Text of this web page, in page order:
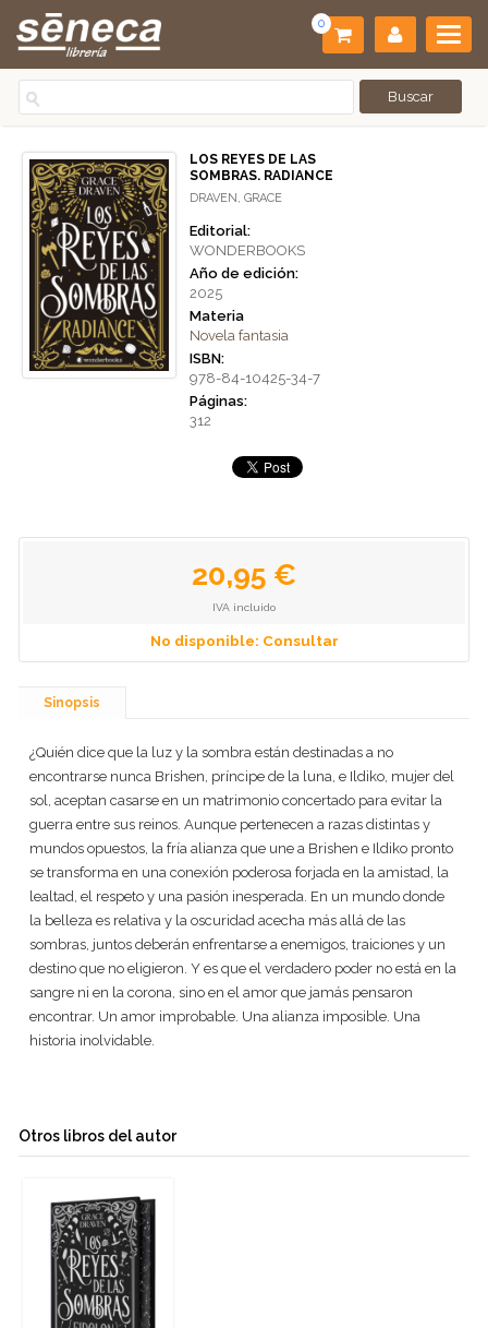
0
LOS REYES DE LAS
SOMBRAS. RADIANCE
DRAVEN, GRACE
Editorial:
WONDERBOOKS
Año de edición:
2025
Materia
Novela fantasia
ISBN:
978-84-10425-34-7
Páginas:
312
20,95 €
IVA incluido
No disponible: Consultar
Sinopsis
¿Quién dice que la luz y la sombra están destinadas a no
encontrarse nunca Brishen, príncipe de la luna, e Ildiko, mujer del
sol, aceptan casarse en un matrimonio concertado para evitar la
guerra entre sus reinos. Aunque pertenecen a razas distintas y
mundos opuestos, la fría alianza que une a Brishen e Ildiko pronto
se transforma en una conexión poderosa forjada en la amistad, la
lealtad, el respeto y una pasión inesperada. En un mundo donde
la belleza es relativa y la oscuridad acecha más allá de las
sombras, juntos deberán enfrentarse a enemigos, traiciones y un
destino que no eligieron. Y es que el verdadero poder no está en la
sangre ni en la corona, sino en el amor que jamás pensaron
encontrar. Un amor improbable. Una alianza imposible. Una
historia inolvidable.
Otros libros del autor